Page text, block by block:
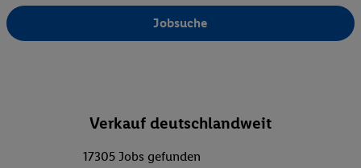
Jobsuche
Verkauf deutschlandweit
17305 Jobs gefunden